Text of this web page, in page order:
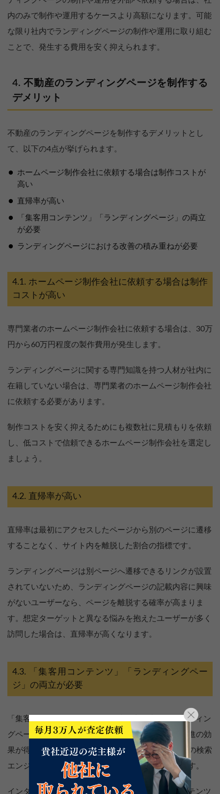
内のみで制作や運用するケースより高額になります。可能
な限り社内でランディングページの制作や運用に取り組む
ことで、発生する費用を安く抑えられます。
不動産のランディングページを制作する
デメリット
不動産のランディングページを制作するデメリットとし
て、以下の4点が挙げられます。
ホームページ制作会社に依頼する場合は制作コストが
高い
直帰率が高い
「集客用コンテンツ」「ランディングページ」の両立
が必要
ランディングページにおける改善の積み重ねが必要
ホームページ制作会社に依頼する場合は制作
コストが高い
専門業者のホームページ制作会社に依頼する場合は、30万
円から60万円程度の製作費用が発生します。
ランディングページに関する専門知識を持つ人材が社内に
在籍していない場合は、専門業者のホームページ制作会社
に依頼する必要があります。
制作コストを安く抑えるためにも複数社に見積もりを依頼
し、低コストで信頼できるホームページ制作会社を選定し
ましょう。
直帰率が高い
直帰率は最初にアクセスしたページから別のページに遷移
することなく、サイト内を離脱した割合の指標です。
ランディングページは別ページへ遷移できるリンクが設置
されていないため、ランディングページの記載内容に興味
がないユーザーなら、ページを離脱する確率が高まりま
す。想定ターゲットと異なる悩みを抱えたユーザーが多く
訪問した場合は、直帰率が高くなります。
「集客用コンテンツ」「ランディングペー
ジ」の両立が必要
「集客用のSEOコンテンツ」「成約率を上げるランディン
グページ」両方を掲載することで、効率的に販売促進の効
果が得られます。SEOコンテンツとは、Googleなどの検索
エンジンで上位表示されることを目的とした記事です。
インターネットでキーワードを打ち込み、SEOコンテンツ